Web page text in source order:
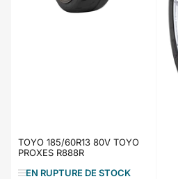
TOYO 185/60R13 80V TOYO
PROXES R888R
EN RUPTURE DE STOCK